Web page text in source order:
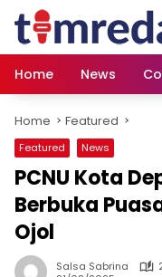
content
Home
News
Home Featured
Featured News
PCNU Kota
Berbuka
Ojol
Salsa Sabrina